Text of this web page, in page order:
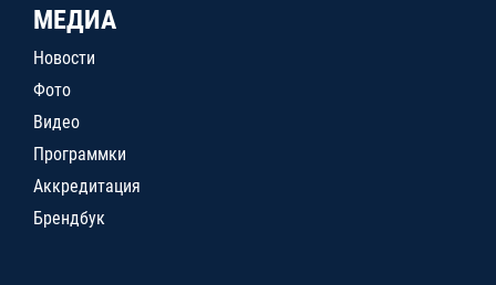
МЕДИА
Новости
Фото
Видео
Программки
Аккредитация
Брендбук